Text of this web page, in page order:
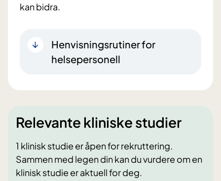
kan bidra.
Henvisningsrutiner for
helsepersonell
Relevante kliniske studier
1 klinisk studie er åpen for rekruttering.
Sammen med legen din kan du vurdere om en
klinisk studie er aktuell for deg.